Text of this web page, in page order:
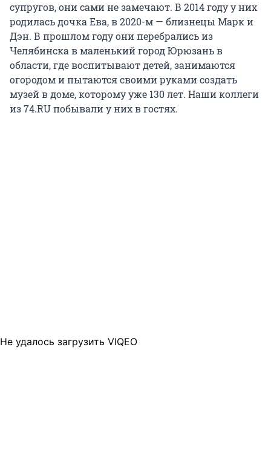
супругов, они сами не замечают. В 2014 году у них
родилась дочка Ева, в 2020-м — близнецы Марк и
Дэн. В прошлом году они перебрались из
Челябинска в маленький город Юрюзань в
области, где воспитывают детей, занимаются
огородом и пытаются своими руками создать
музей в доме, которому уже 130 лет. Наши коллеги
из 74.RU побывали у них в гостях.
Не удалось загрузить VIQEO